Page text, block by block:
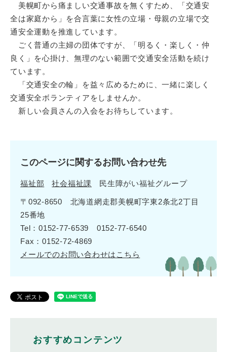
美幌町から痛ましい交通事故を無くすため、「交通安
全は家庭から」を合言葉に女性の立場・母親の立場で交
通安全運動を推進しています。
ごく普通の主婦の団体ですが、「明るく・楽しく・仲
良く」を心掛け、無理のない範囲で交通安全活動を続け
ています。
「交通安全の輪」を益々広めるために、一緒に楽しく
交通安全ボランティアをしませんか。
新しい会員さんの入会をお待ちしています。
このページに関するお問い合わせ先
福祉部 社会福祉課 民生障がい福祉グループ
〒092-8650 北海道網走郡美幌町字東2条北2丁目
25番地
Tel：0152-77-6539 0152-77-6540
Fax：0152-72-4869
メールでのお問い合わせはこちら
おすすめコンテンツ